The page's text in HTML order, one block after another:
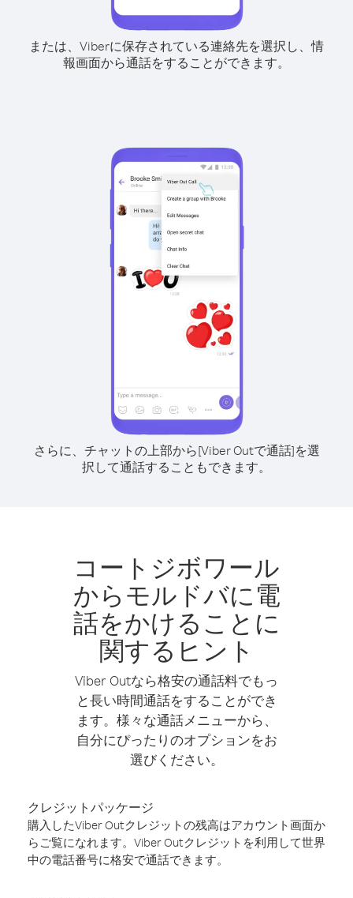
または、Viberに保存されている連絡先を選択し、情
報画面から通話をすることができます。
さらに、チャットの上部から[Viber Outで通話]を選
択して通話することもできます。
コートジボワール
からモルドバに電
話をかけることに
関するヒント
Viber Outなら格安の通話料でもっ
と長い時間通話をすることができ
ます。様々な通話メニューから、
自分にぴったりのオプションをお
選びください。
クレジットパッケージ
購入したViber Outクレジットの残高はアカウント画面か
らご覧になれます。Viber Outクレジットを利用して世界
中の電話番号に格安で通話できます。